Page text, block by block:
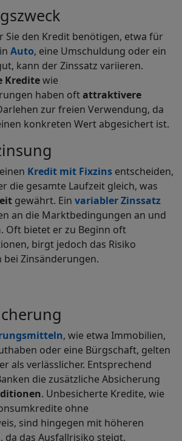
Sie den Kredit benötigen, etwa für
Auto, eine Umschuldung oder ein
kann der Zinssatz variieren.
Kreditewie
haben oftattraktivere
zur freien Verwendung, da
konkreten Wert abgesichert ist.
Kredit mit Fixzins entscheiden,
die gesamte Laufzeit gleich, was
gewährt. Ein variabler Zinssatz
an die Marktbedingungen an und
. Oft bietet er zu Beginn oft
birgt jedoch das Risiko
Zinsänderungen.
ln, wie etwa Immobilien,
oder eine Bürgschaft, gelten
als verlässlicher. Entsprechend
die zusätzliche Absicherung
. Unbesicherte Kredite, wie
ohne
sind hingegen mit höheren
da das Ausfallrisiko steigt.